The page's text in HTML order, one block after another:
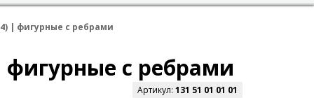
| фигурные с ребрами
фигурные с ребрами
Артикул: 131 51 01 01 01